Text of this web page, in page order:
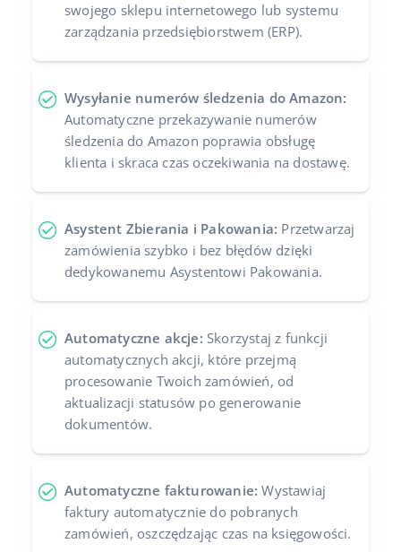
swojego sklepu internetowego lub systemu
zarządzania przedsiębiorstwem (ERP).
Wysyłanie numerów śledzenia do Amazon:
Automatyczne przekazywanie numerów
śledzenia do Amazon poprawia obsługę
klienta i skraca czas oczekiwania na dostawę.
Asystent Zbierania i Pakowania: Przetwarzaj
zamówienia szybko i bez błędów dzięki
dedykowanemu Asystentowi Pakowania.
Automatyczne akcje: Skorzystaj z funkcji
automatycznych akcji, które przejmą
procesowanie Twoich zamówień, od
aktualizacji statusów po generowanie
dokumentów.
Automatyczne fakturowanie: Wystawiaj
faktury automatycznie do pobranych
zamówień, oszczędzając czas na księgowości.